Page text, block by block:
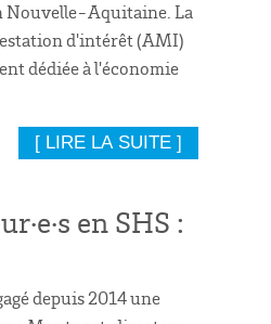
Nouvelle-Aquitaine. La
d'intérêt (AMI)
dédiée à l'économie
[ LIRE LA SUITE ]
en SHS :
depuis 2014 une